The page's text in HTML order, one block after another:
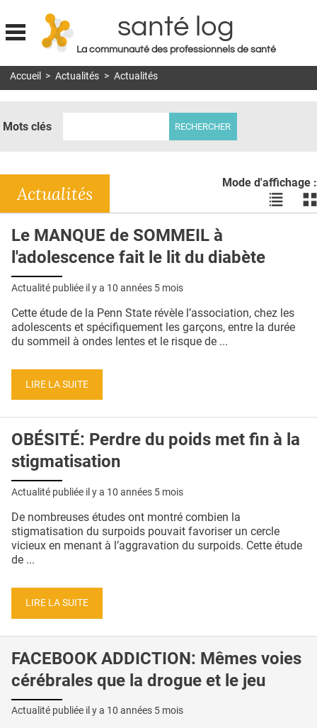
Jump to navigation
santé log
La communauté des professionnels de santé
MON COMPTE
DOSSIERS
RÉSEAUX
E-REVUE SAD
QUI SOMMES-NOUS ?
CONDITIONS GÉNÉRALES
CRÉDITS
Accueil > Actualités > Actualités
Mots clés
Mode d'affichage :
Voir
les
les
Actualités
Le MANQUE de SOMMEIL à
l'adolescence fait le lit du diabète
Actualité publiée il y a 10 années 5 mois
Cette étude de la Penn State révèle l’association, chez les
adolescents et spécifiquement les garçons, entre la durée
du sommeil à ondes lentes et le risque de ...
LIRE LA SUITE
OBÉSITÉ: Perdre du poids met fin à la
stigmatisation
Actualité publiée il y a 10 années 5 mois
De nombreuses études ont montré combien la
stigmatisation du surpoids pouvait favoriser un cercle
vicieux en menant à l’aggravation du surpoids. Cette étude
de ...
LIRE LA SUITE
FACEBOOK ADDICTION: Mêmes voies
cérébrales que la drogue et le jeu
Actualité publiée il y a 10 années 5 mois